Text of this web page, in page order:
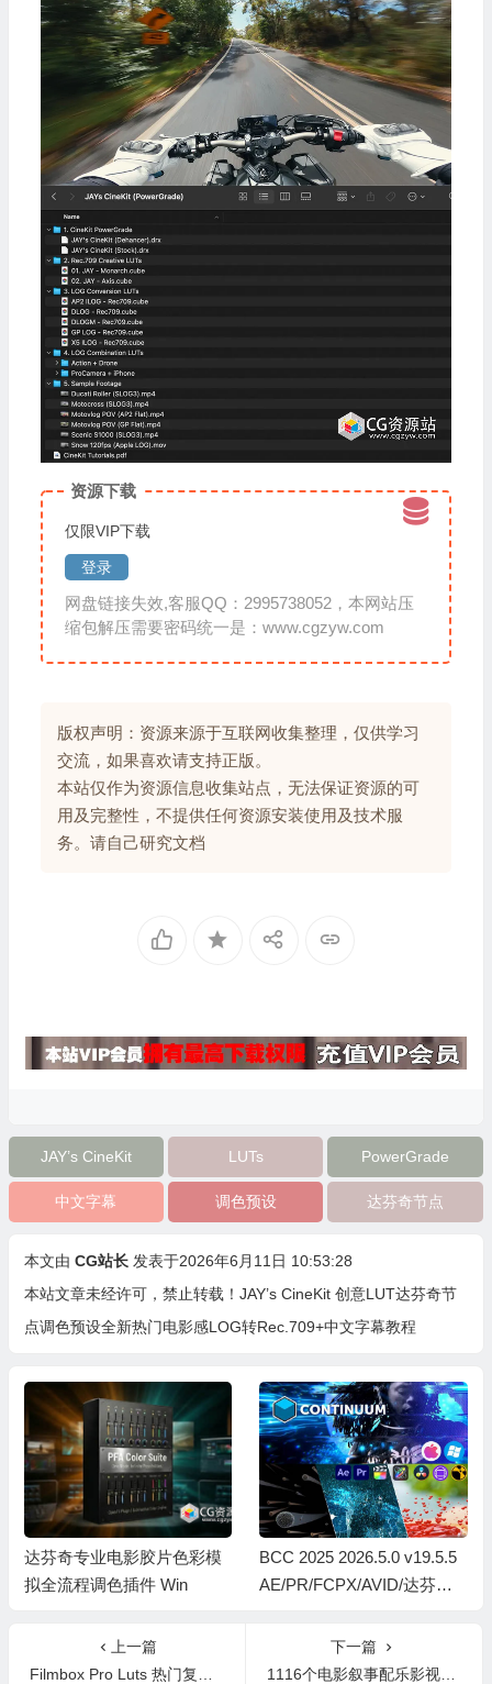
资源下载
仅限VIP下载
登录
网盘链接失效,客服QQ：2995738052，本网站压
缩包解压需要密码统一是：www.cgzyw.com
版权声明：资源来源于互联网收集整理，仅供学习
交流，如果喜欢请支持正版。
本站仅作为资源信息收集站点，无法保证资源的可
用及完整性，不提供任何资源安装使用及技术服
务。请自己研究文档
JAY’s CineKit LUTs PowerGrade
中文字幕 调色预设 达芬奇节点
本文由 CG站长 发表于2026年6月11日 10:53:28
本站文章未经许可，禁止转载！ JAY’s CineKit 创意LUT达芬奇节
点调色预设全新热门电影感LOG转Rec.709+中文字幕教程
达芬奇专业电影胶片色彩模
拟全流程调色插件 Win
BCC 2025 2026.5.0 v19.5.5
AE/PR/FCPX/AVID/达芬奇
n/Mac Intel/M芯片
上一篇
Filmbox Pro Luts 热门复古美学高端电影制作Luts胶片模拟视频调色预设
下一篇
1116个电影叙事配乐影视后期情感氛围渲染转场无损音效 Film Score Collection Vol 3